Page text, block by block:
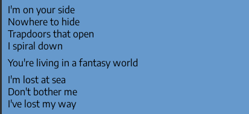
I'm on your side
Nowhere to hide
Trapdoors that open
I spiral down
You're living in a fantasy world
I'm lost at sea
Don't bother me
I've lost my way